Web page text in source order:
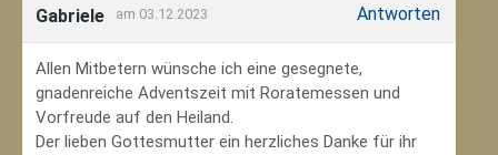
Gabriele am 03.12.2023 Antworten
Allen Mitbetern wünsche ich eine gesegnete,
gnadenreiche Adventszeit mit Roratemessen und
Vorfreude auf den Heiland.
Der lieben Gottesmutter ein herzliches Danke für ihr